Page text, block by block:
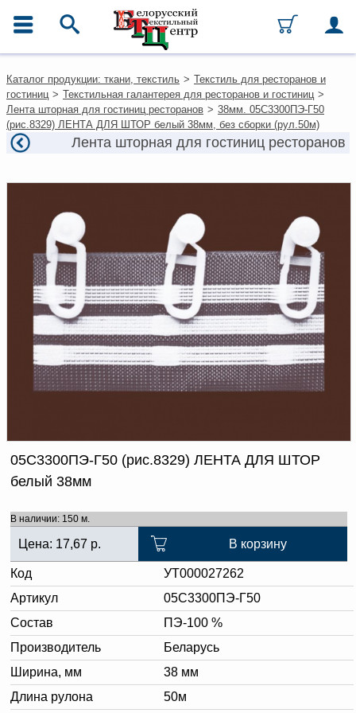
Каталог
Ткани
Домашний текстиль
Одежда
Ковры
гостиниц
фурнитура
Условия работы
Оплата и доставка
Как оформить заказ
Вакансии
Как нас найти
Написать нам
Доверенность на
получение груза
Документы по работе с
Вопросы и ответы
Новости | Статьи
Каталог продукции: ткани, текстиль > Текстиль для ресторанов и
гостиниц > Текстильная галантерея для ресторанов и гостиниц >
Лента шторная для гостиниц ресторанов > 38мм. 05С3300ПЭ-Г50
(рис.8329) ЛЕНТА ДЛЯ ШТОР белый 38мм, без сборки (рул.50м)
Лента шторная для гостиниц ресторанов
05С3300ПЭ-Г50 (рис.8329) ЛЕНТА ДЛЯ ШТОР
белый 38мм
В наличии: 150 м.
Цена: 17,67 р. В корзину
Код
УТ000027262
Артикул
05С3300ПЭ-Г50
Состав
ПЭ-100 %
Производитель
Беларусь
Ширина, мм
38 мм
Длина рулона
50м
Добавить